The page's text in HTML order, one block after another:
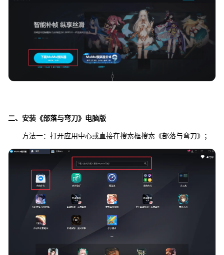
二、安装《部落与弯刀》电脑版
方法一：打开应用中心或直接在搜索框搜索《部落与弯刀》；